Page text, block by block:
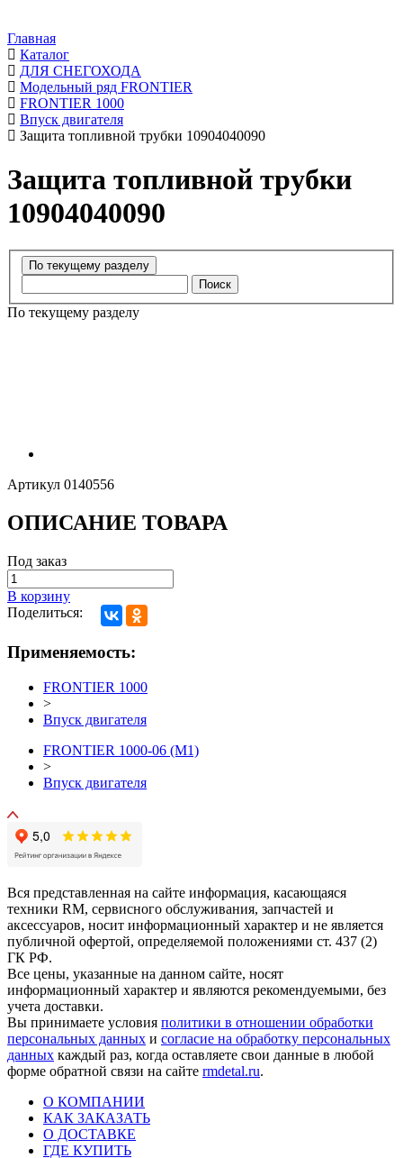
Главная
Каталог
ДЛЯ СНЕГОХОДА
Модельный ряд FRONTIER
FRONTIER 1000
Впуск двигателя
Защита топливной трубки 10904040090
Защита топливной трубки
10904040090
Поиск
По текущему разделу
Артикул 0140556
ОПИСАНИЕ ТОВАРА
Под заказ
В корзину
Поделиться:
Применяемость:
FRONTIER 1000
>
Впуск двигателя
FRONTIER 1000-06 (М1)
>
Впуск двигателя
Вся представленная на сайте информация, касающаяся
техники RM, сервисного обслуживания, запчастей и
аксессуаров, носит информационный характер и не является
публичной офертой, определяемой положениями ст. 437 (2)
ГК РФ.
Все цены, указанные на данном сайте, носят
информационный характер и являются рекомендуемыми, без
учета доставки.
Вы принимаете условия политики в отношении обработки
персональных данных и согласие на обработку персональных
данных каждый раз, когда оставляете свои данные в любой
форме обратной связи на сайте rmdetal.ru.
О КОМПАНИИ
КАК ЗАКАЗАТЬ
О ДОСТАВКЕ
ГДЕ КУПИТЬ